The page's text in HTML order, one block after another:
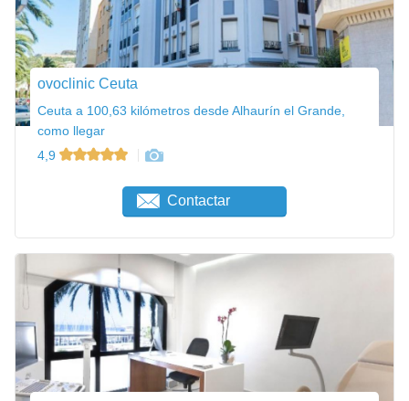
ovoclinic Ceuta
Ceuta a 100,63 kilómetros desde Alhaurín el Grande,
como llegar
4,9
Contactar